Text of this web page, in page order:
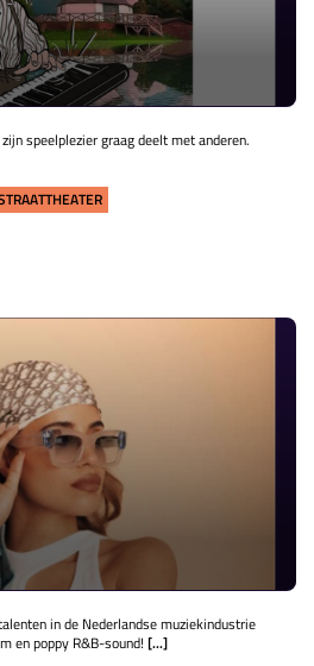
speelplezier graag deelt met anderen.
in de Nederlandse muziekindustrie
en poppy R&B-sound! [...]